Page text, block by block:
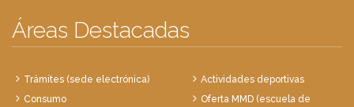
Áreas Destacadas
Trámites (sede electrónica)
Consumo
Actividades deportivas
Oferta MMD (escuela de